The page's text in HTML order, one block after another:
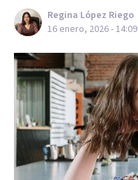
Regina López Riego
16 enero, 2026 - 14:09